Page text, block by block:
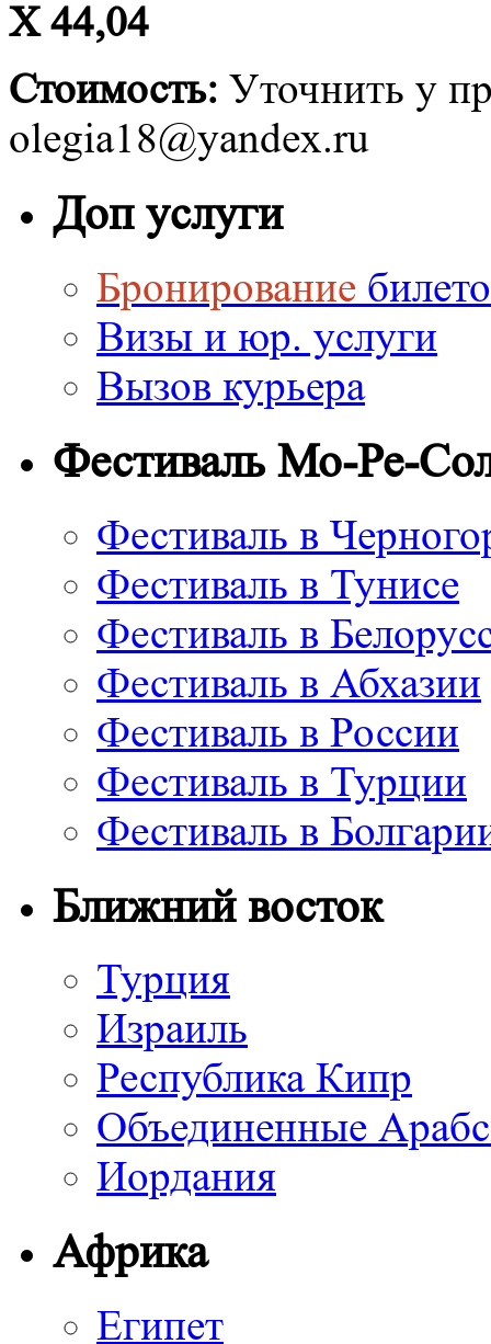
Х 44,04
Стоимость: Уточнить у
olegia18@yandex.ru
Доп услуги
Бронирование
Визы и юр. услуги
Вызов курьера
Фестиваль Мо-Ре-
Фестиваль в
Фестиваль в Тунисе
Фестиваль в
Фестиваль в Абхазии
Фестиваль в России
Фестиваль в Турции
Фестиваль в
Ближний восток
Турция
Израиль
Республика Кипр
Объединенные
Иордания
Африка
Египет